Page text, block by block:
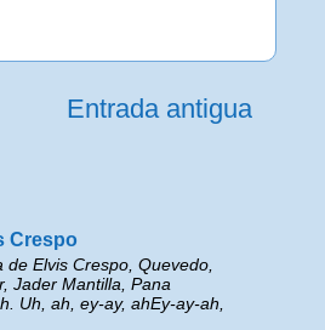
Entrada antigua
Crespo
Elvis Crespo, Quevedo,
Jader Mantilla, Pana
Uh, ah, ey-ay, ahEy-ay-ah,